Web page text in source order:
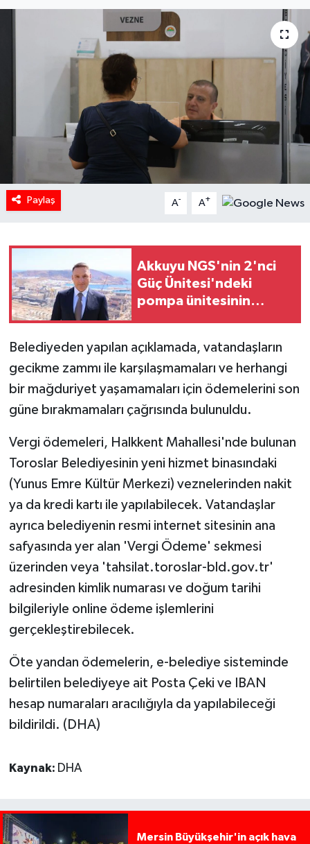
Paylaş A- A+
Akkuyu NGS'nin 2'nci
Güç Ünitesi'ndeki
pompa ünitesinin
Belediyeden yapılan açıklamada, vatandaşların
gecikme zammı ile karşılaşmamaları ve herhangi
bir mağduriyet yaşamamaları için ödemelerini son
güne bırakmamaları çağrısında bulunuldu.
Vergi ödemeleri, Halkkent Mahallesi'nde bulunan
Toroslar Belediyesinin yeni hizmet binasındaki
(Yunus Emre Kültür Merkezi) veznelerinden nakit
ya da kredi kartı ile yapılabilecek. Vatandaşlar
ayrıca belediyenin resmi internet sitesinin ana
safyasında yer alan 'Vergi Ödeme' sekmesi
üzerinden veya 'tahsilat.toroslar-bld.gov.tr'
adresinden kimlik numarası ve doğum tarihi
bilgileriyle online ödeme işlemlerini
gerçekleştirebilecek.
Öte yandan ödemelerin, e-belediye sisteminde
belirtilen belediyeye ait Posta Çeki ve IBAN
hesap numaraları aracılığıyla da yapılabileceği
bildirildi. (DHA)
Kaynak: DHA
Mersin Büyükşehir'in açık hava